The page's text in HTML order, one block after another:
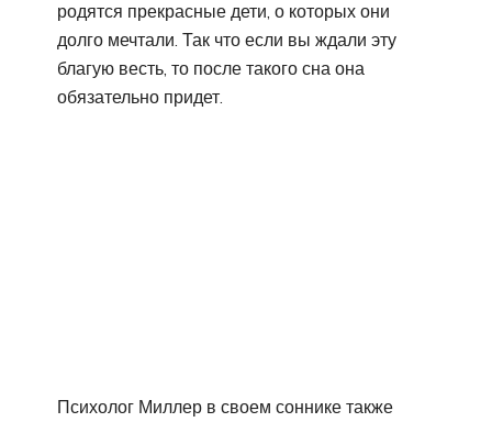
родятся прекрасные дети, о которых они
долго мечтали. Так что если вы ждали эту
благую весть, то после такого сна она
обязательно придет.
Психолог Миллер в своем соннике также